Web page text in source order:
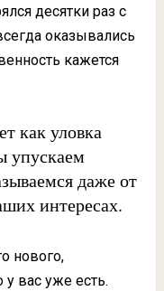
десятки раз с
оказывались
кажется
как уловка
упускаем
даже от
интересах.
нового,
у вас уже есть.